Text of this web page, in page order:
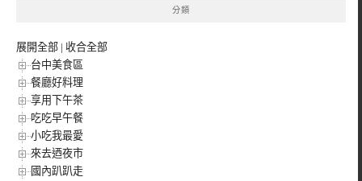
分類
展開全部 | 收合全部
台中美食區
餐廳好料理
享用下午茶
吃吃早午餐
小吃我最愛
來去迺夜市
國內趴趴走